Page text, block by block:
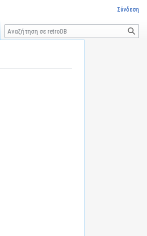
Σύνδεση
Αναζήτηση